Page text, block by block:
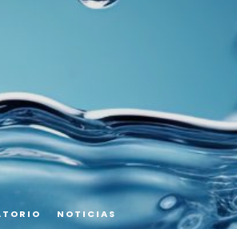
NOTICIAS